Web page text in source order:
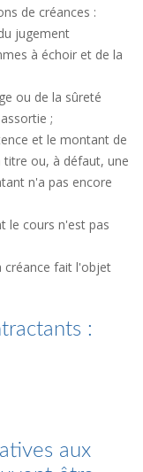
de créances :
jugement
à échoir et de la
ou de la sûreté
;
et le montant de
titre ou, à défaut, une
n'a pas encore
le cours n'est pas
créance fait l'objet
:
aux